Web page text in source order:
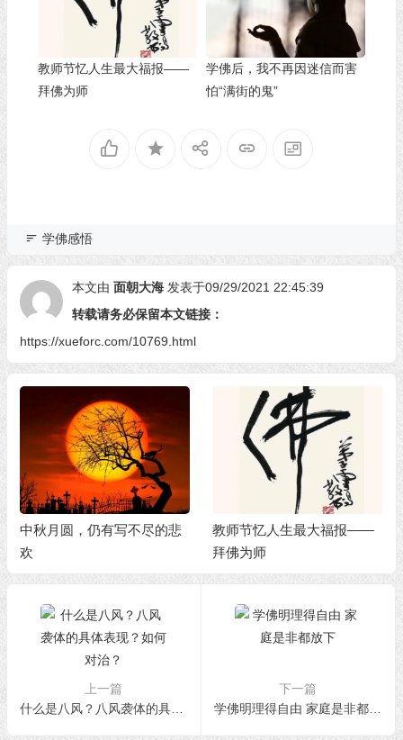
教师节忆人生最大福报——
拜佛为师
学佛后，我不再因迷信而害
怕“满街的鬼”
学佛感悟
本文由 面朝大海 发表于09/29/2021 22:45:39
转载请务必保留本文链接：
https://xueforc.com/10769.html
中秋月圆，仍有写不尽的悲
欢
教师节忆人生最大福报——
拜佛为师
上一篇
什么是八风？八风袭体的具体表现？如何对治？
下一篇
学佛明理得自由 家庭是非都放下